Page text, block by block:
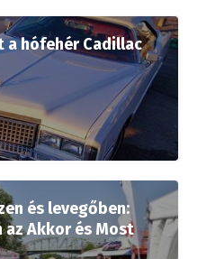
a hófehér Cadillac
és levegőben:
az Akkor és Most